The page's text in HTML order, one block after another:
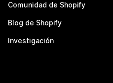
Comunidad de Shopify
Blog de Shopify
Investigación